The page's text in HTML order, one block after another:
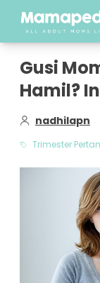
Gusi
Hamil?
nadhilapn
Trimester